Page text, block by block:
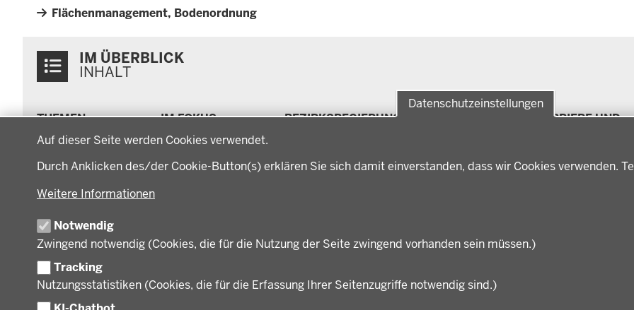
Datenschutzeinstellungen
Auf dieser Seite werden Cookies verwendet.
Durch Anklicken des/der Cookie-Button(s) erklären Sie sich damit einverstanden, dass wir Cookies verwenden.
Weitere Informationen
Notwendig
Zwingend notwendig (Cookies, die für die Nutzung der Seite zwingend vorhanden sein müssen.)
Tracking
Nutzungsstatistiken (Cookies, die für die Erfassung Ihrer Seitenzugriffe notwendig sind.)
Flächenmanagement, Bodenordnung
Inhalte
IM ÜBERBLICK
INHALT
in
der
THEMEN
Arbeitsschutz, Ordnung
und Sicherheit
Bauen, Planen und
Bildung, Schule und
Sport
Gesundheit und Soziales
Regionalplanung und
Regionalrat
Umwelt und Natur
Wirtschaft, Kultur und
Kommunales
IM FOKUS
Energiewende AG
Region
BEZIRKSREGIERUNG
Münster
KARRIERE UND
Ausbildung